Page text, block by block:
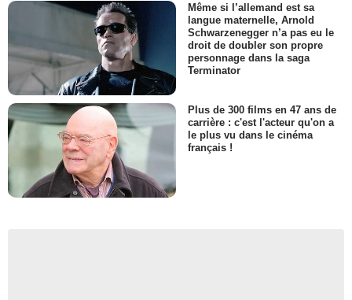
Même si l’allemand est sa
langue maternelle, Arnold
Schwarzenegger n’a pas eu le
droit de doubler son propre
personnage dans la saga
Terminator
Plus de 300 films en 47 ans de
carrière : c'est l'acteur qu'on a
le plus vu dans le cinéma
français !